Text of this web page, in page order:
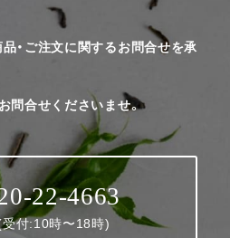
・ご注文に関するお問合せを承
問合せくださいませ。
22-4663
付:10時〜18時)